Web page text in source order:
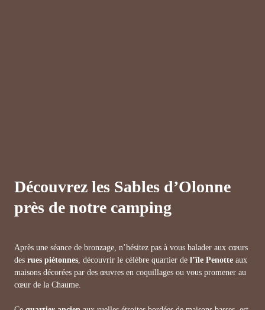
Découvrez les Sables d’Olonne
près de notre camping
Après une séance de bronzage, n’hésitez pas à vous balader aux cœurs
des rues piétonnes , découvrir le célèbre quartier de l’île Penotte aux
maisons décorées par des œuvres en coquillages ou vous promener au
cœur de la Chaume.